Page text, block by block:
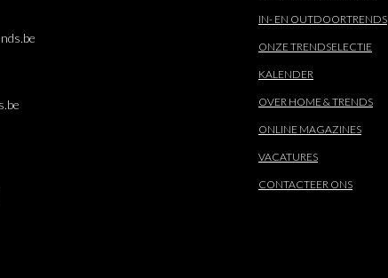
IN- EN OUTDOORTRENDS
ONZE TRENDSELECTIE
KALENDER
OVER HOME & TRENDS
ONLINE MAGAZINES
VACATURES
CONTACTEER ONS